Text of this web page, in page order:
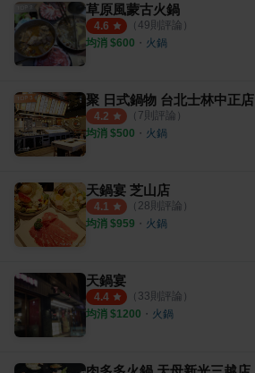
草原風蒙古火鍋
4.6 （ 49則評論）
均消 $600 ・ 火鍋
聚 日式鍋物 台北士林中正店
4.2 （ 7則評論）
均消 $500 ・ 火鍋
天鍋宴 芝山店
4.1 （ 28則評論）
均消 $959 ・ 火鍋
天鍋宴
4.4 （ 33則評論）
均消 $1200 ・ 火鍋